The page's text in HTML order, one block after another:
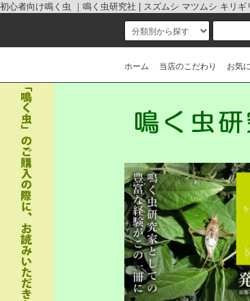
初心者向け鳴く虫 ｜鳴く虫研究社 | スズムシ マツムシ キリギ
ホーム 当店のこだわり お気